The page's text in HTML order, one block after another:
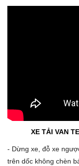
XE TẢI VAN
- Dừng xe, đỗ xe
trên dốc không chèn